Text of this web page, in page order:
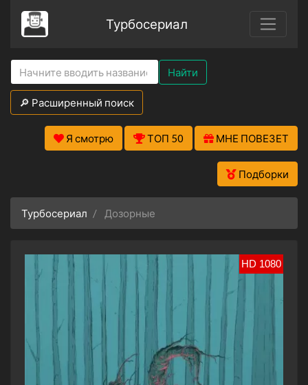
Турбосериал
Найти
🔎 Расширенный поиск
Я смотрю ТОП 50 МНЕ ПОВЕЗЕТ
Подборки
Турбосериал Дозорные
HD 1080